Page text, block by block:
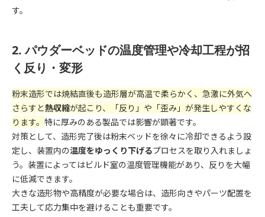
す。
2. パウダーベッドの温度管理や冷却工程が招
く反り・変形
粉末造形では焼結直後も造形層が高温で柔らかく、急激に外気へ
さらすと熱収縮が起こり、「反り」や「歪み」が発生しやすくな
ります。 特に厚みのある製品では影響が顕著です。
対策として、造形完了後は粉末ベッドを徐々に冷却できるよう設
定し、装置内の温度をゆっくり下げるプロセスを取り入れましょ
う。装置によってはビルド室の温度管理機能があり、反りを大幅
に低減できます。
大きな造形物や高精度が必要な場合は、造形向きやパーツ配置を
工夫して応力集中を避けることも重要です。